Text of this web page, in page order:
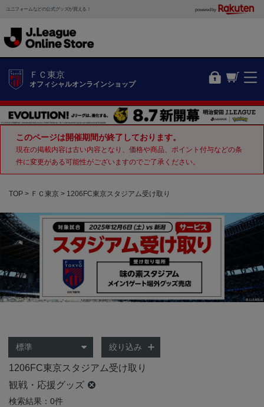
ユニフォームなどの公式グッズが買える！ powered by
ＦＣ東京
オフィシャルオンラインショップ
このページは開催期間が終了しております。
現在の掲載内容は古い内容となり、価格や商品、ポイント付与などの条
件に変更がある可能性がございますのでご了承ください。
TOP ＦＣ東京 1206FC東京スタジアム受け取り
絞り込み
1206FC東京スタジアム受け取り
観戦・応援グッズ
検索結果：0件